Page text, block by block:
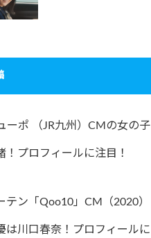
ーポ （JR九州）CMの女の子
！プロフィールに注目！
テン「Qoo10」CM（2020）
は川口春奈！プロフィールに